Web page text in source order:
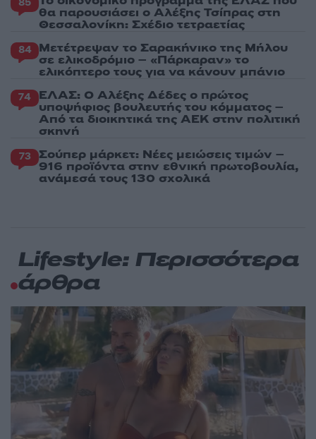
θα παρουσιάσει ο Αλέξης Τσίπρας στη
Θεσσαλονίκη: Σχέδιο τετραετίας
84 Μετέτρεψαν το Σαρακήνικο της Μήλου
σε ελικοδρόμιο – «Πάρκαραν» το
ελικόπτερο τους για να κάνουν μπάνιο
74 ΕΛΑΣ: Ο Αλέξης Δέδες ο πρώτος
υποψήφιος βουλευτής του κόμματος –
Από τα διοικητικά της ΑΕΚ στην πολιτική
σκηνή
73 Σούπερ μάρκετ: Νέες μειώσεις τιμών –
916 προϊόντα στην εθνική πρωτοβουλία,
ανάμεσά τους 130 σχολικά
Lifestyle: Περισσότερα
άρθρα